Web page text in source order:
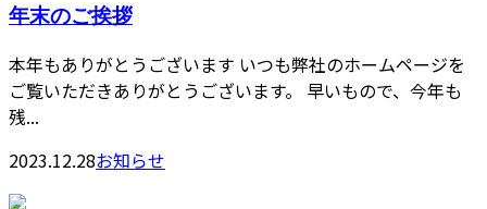
年末のご挨拶
本年もありがとうございます いつも弊社のホームページを
ご覧いただきありがとうございます。 早いもので、今年も
残...
2023.12.28お知らせ